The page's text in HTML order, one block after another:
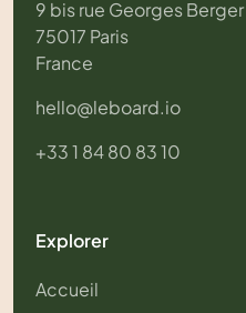
9 bis rue Georges Berger
75017 Paris
France
hello@leboard.io
+33 1 84 80 83 10
Explorer
Accueil